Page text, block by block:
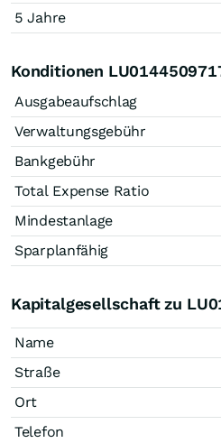
5 Jahre
Konditionen
Ausgabeaufschlag
Verwaltungsgebühr
Bankgebühr
Total Expense Ratio
Mindestanlage
Sparplanfähig
Kapitalgesellschaft zu
Name
Straße
Ort
Telefon